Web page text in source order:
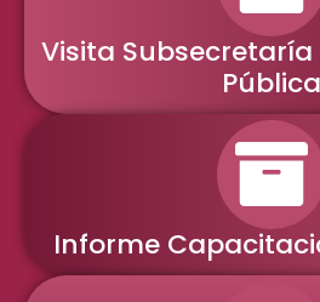
Visita
Pública
Informe